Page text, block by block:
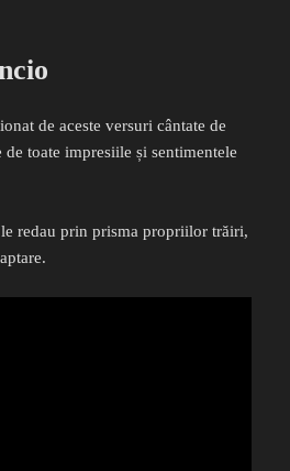
de aceste versuri cântate de
toate impresiile și sentimentele
redau prin prisma propriilor trăiri,